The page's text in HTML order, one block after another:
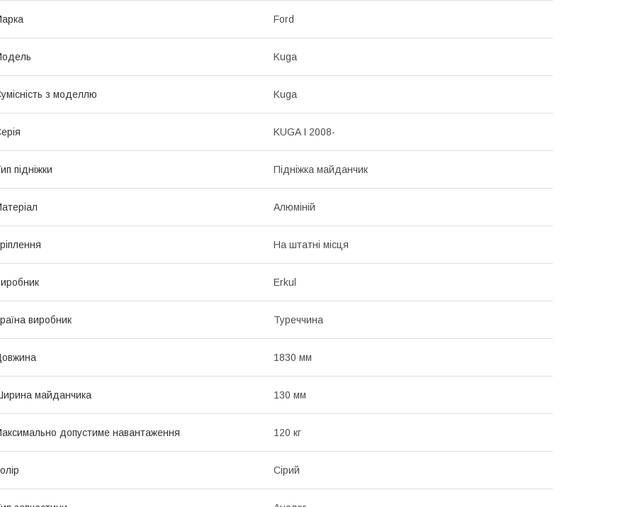
Ford
Kuga
з моделлю Kuga
KUGA I 2008-
підніжки Підніжка майданчик
Алюміній
На штатні місця
Erkul
виробник Туреччина
1830 мм
майданчика 130 мм
допустиме навантаження 120 кг
Сірий